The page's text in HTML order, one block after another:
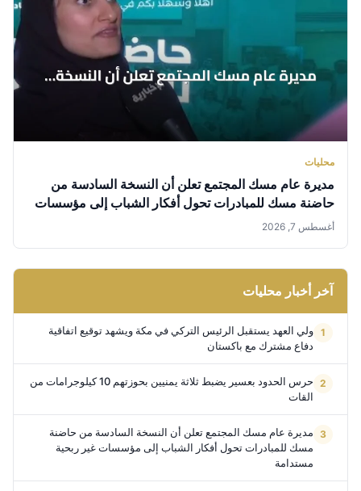
محليات
مديرة عام مسك المجتمع تعلن أن النسخة السادسة من
حاضنة مسك للمبادرات تحول أفكار الشباب إلى مؤسسات
غير ربحية مستدامة
أغسطس 7, 2026
آخر أخبار محليات
ولي العهد يستقبل الرئيس التركي في مكة ويشهد توقيع اتفاقية
دفاع مشترك مع باكستان
حرس الحدود بعسير يضبط ثلاثة يمنيين بحوزتهم 10 كيلوجرامات من
القات
مديرة عام مسك المجتمع تعلن أن النسخة السادسة من حاضنة
مسك للمبادرات تحول أفكار الشباب إلى مؤسسات غير ربحية
مستدامة